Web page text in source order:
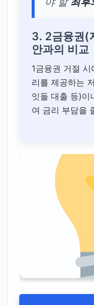
3. 2금융권(
안과의 비교
1금융권 거절
리를 제공하는
잇돌 대출 등)이
여 금리 부담을